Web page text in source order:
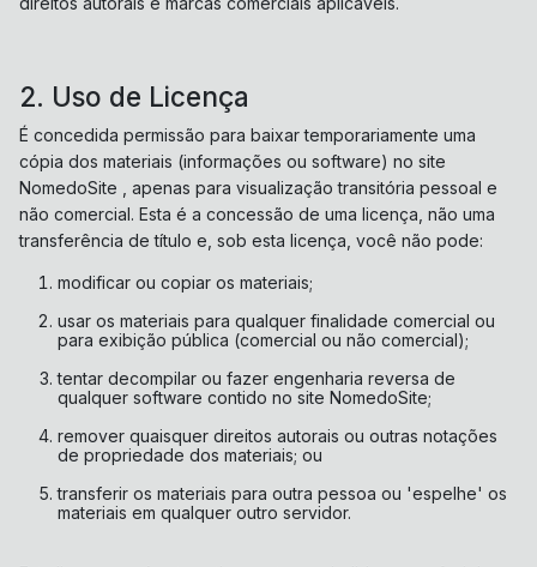
2. Uso de Licença
É concedida permissão para baixar temporariamente uma
cópia dos materiais (informações ou software) no site
NomedoSite , apenas para visualização transitória pessoal e
não comercial. Esta é a concessão de uma licença, não uma
transferência de título e, sob esta licença, você não pode:
modificar ou copiar os materiais;
usar os materiais para qualquer finalidade comercial ou
para exibição pública (comercial ou não comercial);
tentar decompilar ou fazer engenharia reversa de
qualquer software contido no site NomedoSite;
remover quaisquer direitos autorais ou outras notações
de propriedade dos materiais; ou
transferir os materiais para outra pessoa ou 'espelhe' os
materiais em qualquer outro servidor.